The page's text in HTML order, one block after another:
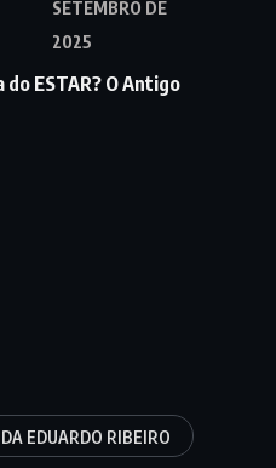
SETEMBRO DE
2025
do ESTAR? O Antigo
EDUARDO RIBEIRO